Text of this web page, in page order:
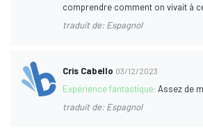
comprendre comment on vivait à
traduit de: Espagnol
Cris Cabello 03/12/2023
Expérience fantastique:Assez de
traduit de: Espagnol